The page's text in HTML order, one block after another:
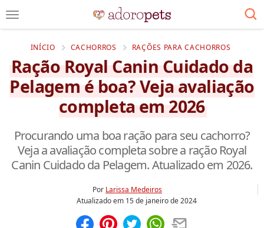
INÍCIO CACHORROS RAÇÕES PARA CACHORROS
Ração Royal Canin Cuidado da
Pelagem é boa? Veja avaliação
completa em 2026
Procurando uma boa ração para seu cachorro?
Veja a avaliação completa sobre a ração Royal
Canin Cuidado da Pelagem. Atualizado em 2026.
Por Larissa Medeiros
Atualizado em 15 de janeiro de 2024